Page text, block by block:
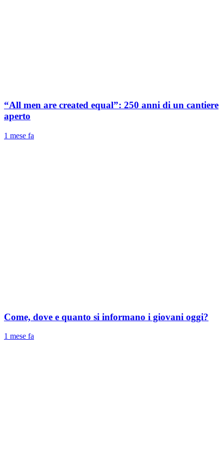
“All men are created equal”: 250 anni di un cantiere
aperto
1 mese fa
Come, dove e quanto si informano i giovani oggi?
1 mese fa